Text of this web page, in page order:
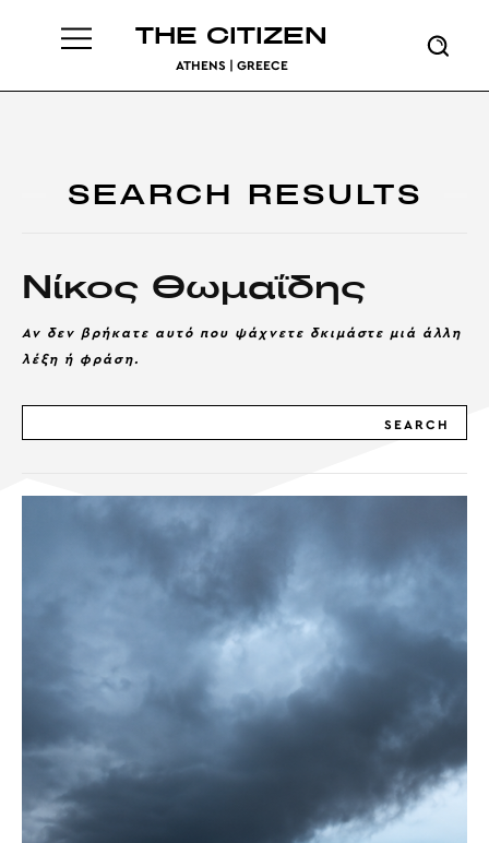
THE CITIZEN
ATHENS | GREECE
SEARCH RESULTS
Νίκος Θωμαΐδης
Αν δεν βρήκατε αυτό που ψάχνετε δκιμάστε μιά άλλη
λέξη ή φράση.
SEARCH